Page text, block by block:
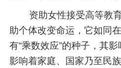
资助女性接受高等教育
助个体改变命运，它如同
有“乘数效应”的种子，其
影响着家庭、国家乃至民